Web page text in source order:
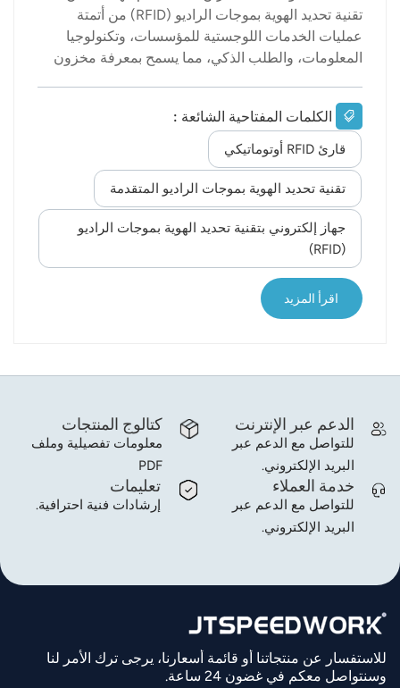
تقنية تحديد الهوية بموجات الراديو (RFID) من أتمتة
عمليات الخدمات اللوجستية للمؤسسات، وتكنولوجيا
المعلومات، والطلب الذكي، مما يسمح بمعرفة مخزون
لإدارة المخزون والإنتاج واتخاذ القرارات الإدارية، ويجعل
إدارة التخزين والخدمات اللوجستية أكثر سهولة. أولاً وقبل
كل شيء في معجون كل سلعة العلامات الإلكترونية
بتقنية RFID لربط معلومات البيانات، تم تركيب أجهزة
قراءة وكتابة RFID في مناطق مستودعات القنوات
لتحديد البضائع الداخلة إلى المستودع، والخارجة منه،
وإعادة توزيعها، ونقلها، وجرد المخزون، وغيرها من
آليًا، مما يضمن سرعة ودقة إدخال البيانات في مختلف
جوانب إدارة المستودعات، ويضمن حصول الشركات على
بيانات...
الكلمات المفتاحية الشائعة :
قارئ RFID أوتوماتيكي
تقنية تحديد الهوية بموجات الراديو المتقدمة
جهاز إلكتروني بتقنية تحديد الهوية بموجات الراديو
(RFID)
اقرأ المزيد
كتالوج المنتجات
معلومات تفصيلية وملف
PDF
الدعم عبر الإنترنت
للتواصل مع الدعم عبر
البريد الإلكتروني.
تعليمات
إرشادات فنية احترافية.
خدمة العملاء
للتواصل مع الدعم عبر
البريد الإلكتروني.
للاستفسار عن منتجاتنا أو قائمة أسعارنا، يرجى ترك الأمر لنا
وسنتواصل معكم في غضون 24 ساعة.